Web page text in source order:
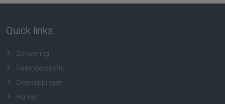
Quick links
Zonwering
Raamdecoratie
Overkappingen
Horren